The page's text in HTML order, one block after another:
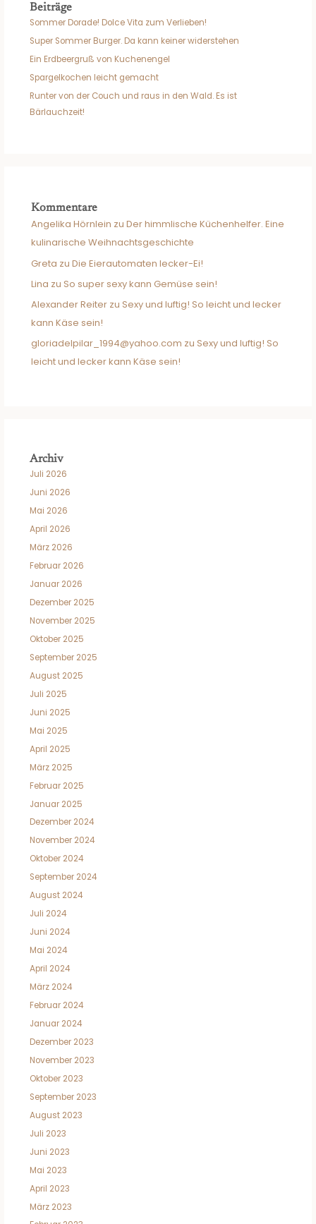
Beiträge
Sommer Dorade! Dolce Vita zum Verlieben!
Super Sommer Burger. Da kann keiner widerstehen
Ein Erdbeergruß von Kuchenengel
Spargelkochen leicht gemacht
Runter von der Couch und raus in den Wald. Es ist
Bärlauchzeit!
Kommentare
Angelika Hörnlein zuDer himmlische Küchenhelfer. Eine
kulinarische Weihnachtsgeschichte
Greta zuDie Eierautomaten lecker-Ei!
Lina zu So super sexy kann Gemüse sein!
Alexander Reiter zu Sexy und luftig! So leicht und lecker
kann Käse sein!
gloriadelpilar_1994@yahoo.com zu Sexy und luftig! So
leicht und lecker kann Käse sein!
Archiv
Juli 2026
Juni 2026
Mai 2026
April 2026
März 2026
Februar 2026
Januar 2026
Dezember 2025
November 2025
Oktober 2025
September 2025
August 2025
Juli 2025
Juni 2025
Mai 2025
April 2025
März 2025
Februar 2025
Januar 2025
Dezember 2024
November 2024
Oktober 2024
September 2024
August 2024
Juli 2024
Juni 2024
Mai 2024
April 2024
März 2024
Februar 2024
Januar 2024
Dezember 2023
November 2023
Oktober 2023
September 2023
August 2023
Juli 2023
Juni 2023
Mai 2023
April 2023
März 2023